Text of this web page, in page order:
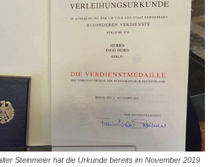
Steinmeier hat die Urkunde bereits im November 2019